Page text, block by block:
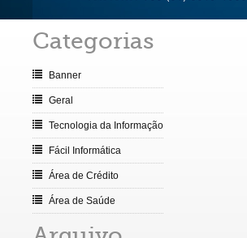
Categorias
Banner
Geral
Tecnologia da Informação
Fácil Informática
Área de Crédito
Área de Saúde